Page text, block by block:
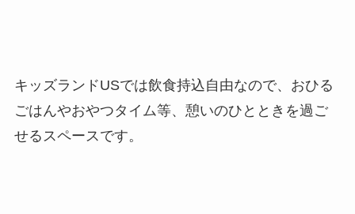
キッズランドUSでは飲食持込自由なので、おひる
ごはんやおやつタイム等、憩いのひとときを過ご
せるスペースです。